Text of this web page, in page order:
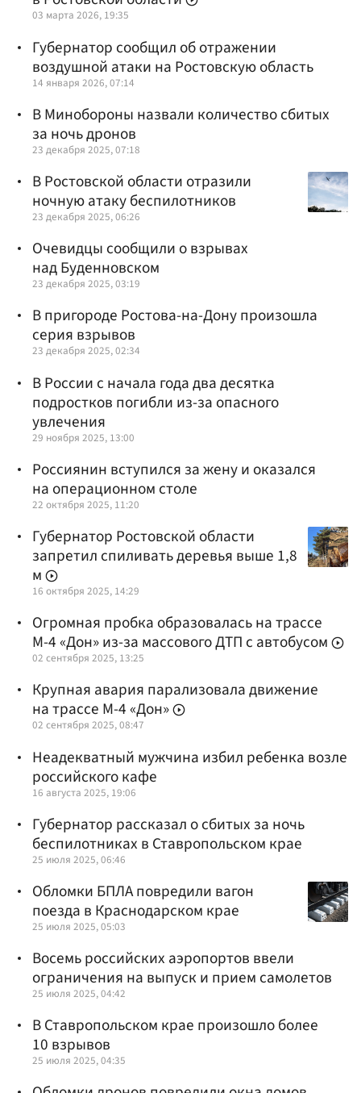
03 марта 2026, 19:35
Губернатор сообщил об отражении
воздушной атаки на Ростовскую область
14 января 2026, 07:14
В Минобороны назвали количество сбитых
за ночь дронов
23 декабря 2025, 07:18
В Ростовской области отразили
ночную атаку беспилотников
23 декабря 2025, 06:26
Очевидцы сообщили о взрывах
над Буденновском
23 декабря 2025, 03:19
В пригороде Ростова-на-Дону произошла
серия взрывов
23 декабря 2025, 02:34
В России с начала года два десятка
подростков погибли из-за опасного
увлечения
29 ноября 2025, 13:00
Россиянин вступился за жену и оказался
на операционном столе
22 октября 2025, 11:20
Губернатор Ростовской области
запретил спиливать деревья выше 1,8
м
16 октября 2025, 14:29
Огромная пробка образовалась на трассе
М-4 «Дон» из-за массового ДТП с автобусом
02 сентября 2025, 13:25
Крупная авария парализовала движение
на трассе М-4 «Дон»
02 сентября 2025, 08:47
Неадекватный мужчина избил ребенка возле
российского кафе
16 августа 2025, 19:06
Губернатор рассказал о сбитых за ночь
беспилотниках в Ставропольском крае
25 июля 2025, 06:46
Обломки БПЛА повредили вагон
поезда в Краснодарском крае
25 июля 2025, 05:03
Восемь российских аэропортов ввели
ограничения на выпуск и прием самолетов
25 июля 2025, 04:42
В Ставропольском крае произошло более
10 взрывов
25 июля 2025, 04:35